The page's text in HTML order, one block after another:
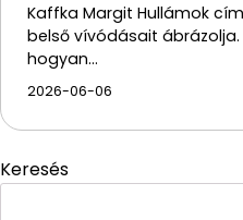
Kaffka Margit Hullámok
belső vívódásait
hogyan…
2026-06-06
Keresés